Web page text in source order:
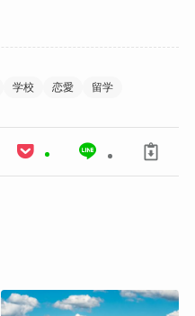
学校 恋愛 留学